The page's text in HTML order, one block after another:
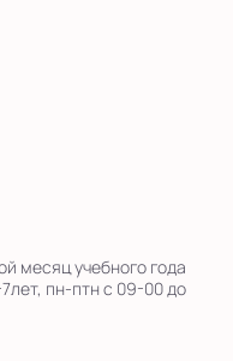
месяц учебного года
пн-птн с 09-00 до